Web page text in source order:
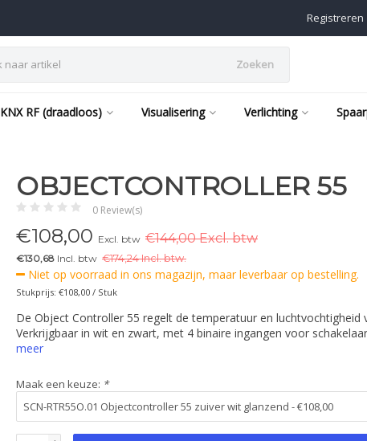
Registreren
Zoeken
KNX RF (draadloos) Visualisering Verlichting
OBJECTCONTROLLER 55
0 Review(s)
€108,00 Excl. btw €144,00 Excl. btw
€130,68 Incl. btw €174,24 Incl. btw.
Niet op voorraad in ons magazijn, maar leverbaar op bestelling.
Stukprijs: €108,00 / Stuk
De Object Controller 55 regelt de temperatuur en luchtvochtigheid
Verkrijgbaar in wit en zwart, met 4 binaire ingangen voor
meer
Maak een keuze: *